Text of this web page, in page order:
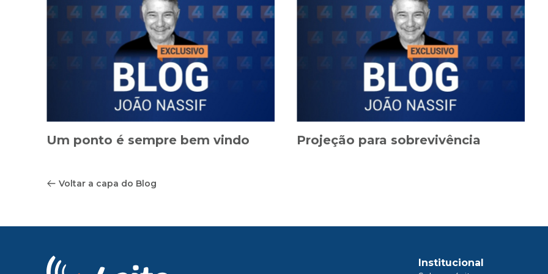
Um ponto é sempre bem vindo Projeção para sobrevivência
Voltar a capa do Blog
Institucional